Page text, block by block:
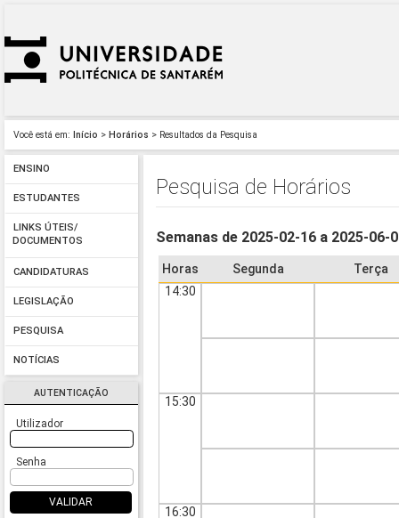
Você está em: Início > Horários > Resultados da Pesquisa
ENSINO
ESTUDANTES
LINKS ÚTEIS/
DOCUMENTOS
CANDIDATURAS
LEGISLAÇÃO
PESQUISA
NOTÍCIAS
AUTENTICAÇÃO
Utilizador
Senha
VALIDAR
Pesquisa de Horários
Semanas de 2025-02-16 a 2025-06-
Horas Segunda
Terça
14:30
15:30
16:30